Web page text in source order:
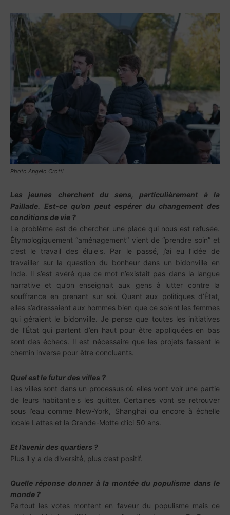
Photo Angelo Crotti
Les jeunes cherchent du sens, particulièrement à la
Paillade. Est-ce qu’on peut espérer du changement des
conditions de vie ?
Le problème est de chercher une place qui nous est refusée.
Étymologiquement “aménagement” vient de “prendre soin” et
c’est le travail des élu.e.s. Par le passé, j’ai eu l’idée de
travailler sur la question du bonheur dans un bidonville en
Inde. Il s’est avéré que ce mot n’existait pas dans la langue
narrative et qu’on enseignait aux gens à lutter contre la
souffrance en prenant sur soi. Quant aux politiques d’État,
elles s’adressaient aux hommes bien que ce soient les femmes
qui géraient le bidonville. Je pense que toutes les initiatives
de l’État qui partent d’en haut pour être appliquées en bas
sont des échecs. Il est nécessaire que les projets fassent le
chemin inverse pour être concluants.
Quel est le futur des villes ?
Les villes sont dans un processus où elles vont voir une partie
de leurs habitant.e.s les quitter. Certaines vont se retrouver
sous l’eau comme New-York, Shanghai ou encore à échelle
locale Lattes et la Grande-Motte d’ici 50 ans.
Et l’avenir des quartiers ?
Plus il y a de diversité, plus c’est positif.
Quelle réponse donner à la montée du populisme dans le
monde ?
Partout les votes montent en faveur du populisme mais ce